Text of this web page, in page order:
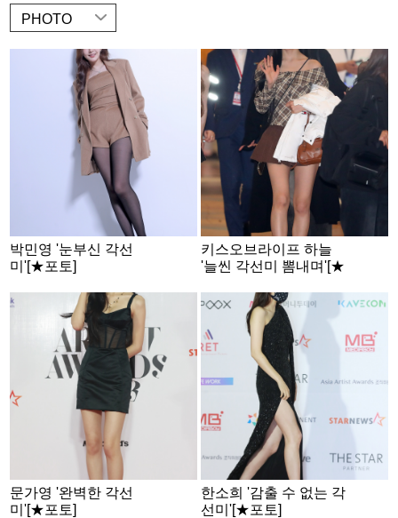
PHOTO
박민영 '눈부신 각선
미'[★포토]
키스오브라이프 하늘
'늘씬 각선미 뽐내며'[★
문가영 '완벽한 각선
미'[★포토]
한소희 '감출 수 없는 각
선미'[★포토]